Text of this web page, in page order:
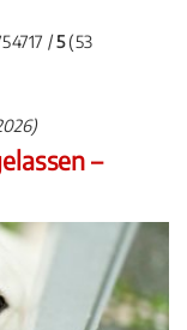
/5(53
–